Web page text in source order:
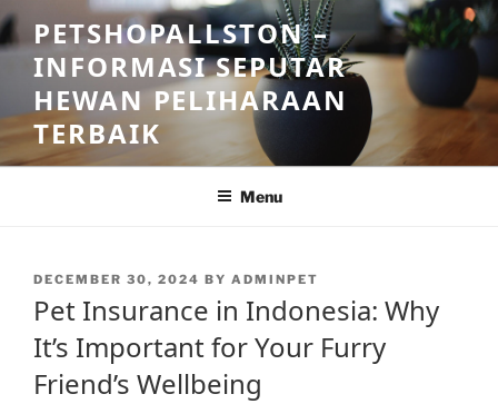
Skip
to
content
PETSHOPALLSTON –
INFORMASI SEPUTAR
HEWAN PELIHARAAN
TERBAIK
Menu
POSTED
DECEMBER 30, 2024 BY ADMINPET
Pet Insurance in Indonesia: Why
It’s Important for Your Furry
Friend’s Wellbeing